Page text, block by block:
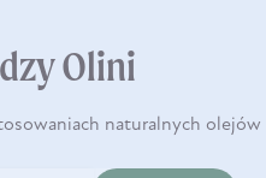
Olini
naturalnych olejów